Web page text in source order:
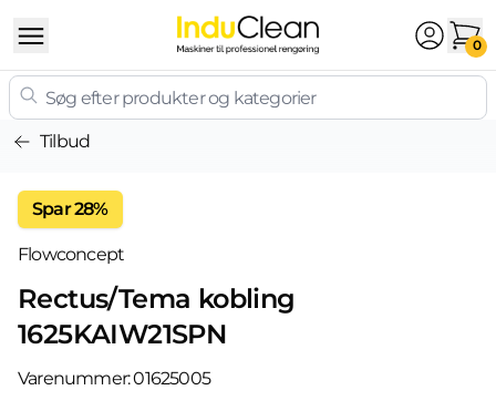
0
Tilbud
Spar 28%
Flowconcept
Rectus/Tema kobling
1625KAIW21SPN
Varenummer:01625005